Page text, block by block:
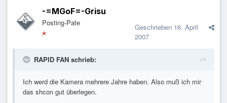
-=MGoF=-Grisu
Posting-Pate Geschrieben 16. April
2007
RAPID FAN schrieb:
Ich werd die Kamera mehrere Jahre haben. Also muß ich mir
das shcon gut überlegen.